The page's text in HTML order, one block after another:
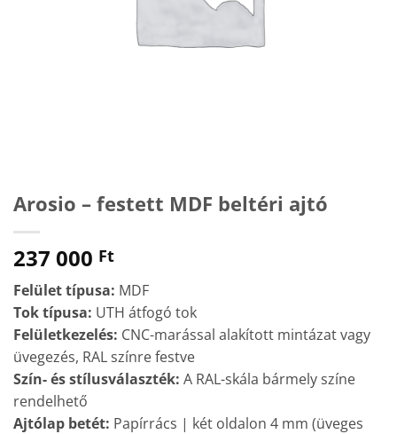
Arosio – festett MDF beltéri ajtó
237 000 Ft
Felület típusa: MDF
Tok típusa: UTH átfogó tok
Felületkezelés: CNC-marással alakított mintázat vagy
üvegezés, RAL színre festve
Szín- és stílusválaszték: A RAL-skála bármely színe
rendelhető
Ajtólap betét: Papírrács | két oldalon 4 mm (üveges